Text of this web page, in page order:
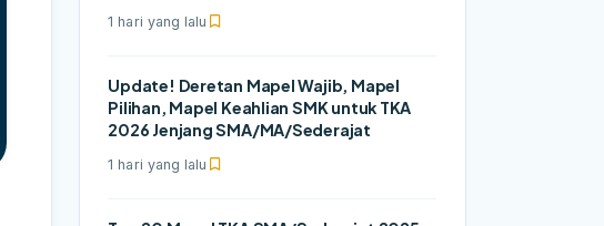
1 hari yang lalu
Update! Deretan Mapel Wajib, Mapel
Pilihan, Mapel Keahlian SMK untuk TKA
2026 Jenjang SMA/MA/Sederajat
1 hari yang lalu